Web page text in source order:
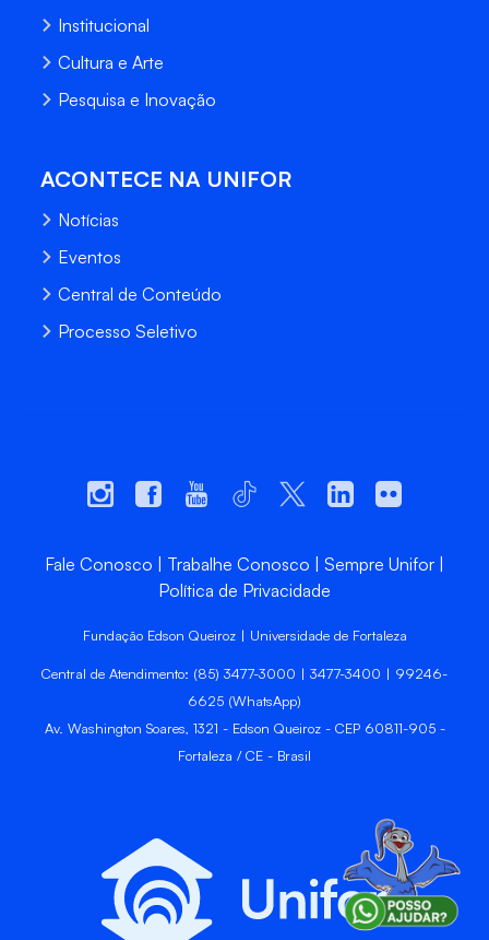
Institucional
Cultura e Arte
Pesquisa e Inovação
ACONTECE NA UNIFOR
Notícias
Eventos
Central de Conteúdo
Processo Seletivo
Fale Conosco Trabalhe Conosco
Sempre Unifor
Política de Privacidade
Fundação Edson Queiroz | Universidade de Fortaleza
Central de Atendimento: (85) 3477-3000 | 3477-3400 | 99246-
6625 (WhatsApp)
Av. Washington Soares, 1321 - Edson Queiroz - CEP 60811-905 -
Fortaleza / CE - Brasil